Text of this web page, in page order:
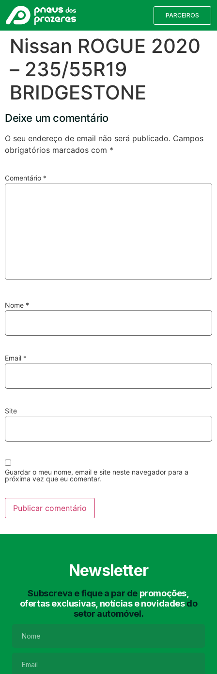
PARCEIROS
Nissan ROGUE 2020
– 235/55R19
BRIDGESTONE
Deixe um comentário
O seu endereço de email não será publicado. Campos
obrigatórios marcados com *
Comentário *
Nome *
Email *
Site
Guardar o meu nome, email e site neste navegador para a
próxima vez que eu comentar.
Newsletter
Subscreva e fique a par de promoções,
ofertas exclusivas, notícias e novidadesdo
setor automóvel.
Encontre o pneu correto para a sua
Válvulas TPMS
Discos e Pastilhas
Amortecedores
Lavagem Manual
Lavagem de Chassis Matrículas